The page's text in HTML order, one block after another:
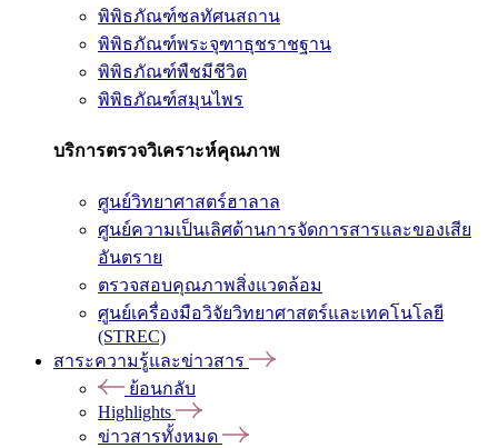
พิพิธภัณฑ์ชลทัศนสถาน
พิพิธภัณฑ์พระจุฑาธุชราชฐาน
พิพิธภัณฑ์พืชมีชีวิต
พิพิธภัณฑ์สมุนไพร
บริการตรวจวิเคราะห์คุณภาพ
ศูนย์วิทยาศาสตร์ฮาลาล
ศูนย์ความเป็นเลิศด้านการจัดการสารและของเสีย
อันตราย
ตรวจสอบคุณภาพสิ่งแวดล้อม
ศูนย์เครื่องมือวิจัยวิทยาศาสตร์และเทคโนโลยี
(STREC)
สาระความรู้และข่าวสาร
ย้อนกลับ
Highlights
ข่าวสารทั้งหมด